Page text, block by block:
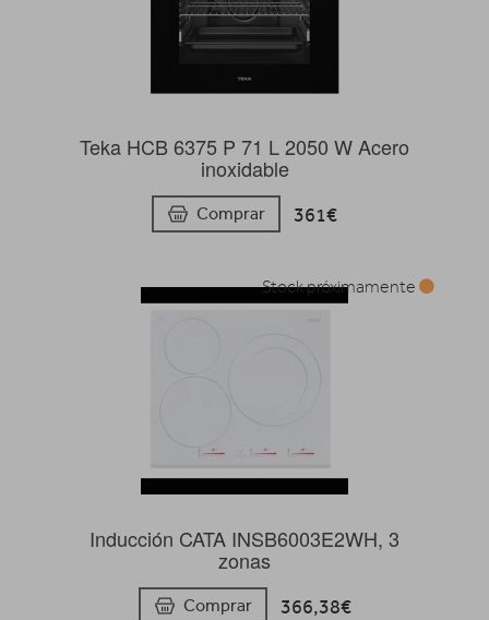
Teka HCB 6375 P 71 L 2050 W Acero
inoxidable
Comprar 361€
Inducción CATA INSB6003E2WH, 3
zonas
Comprar 366,38€
Stock próximamente